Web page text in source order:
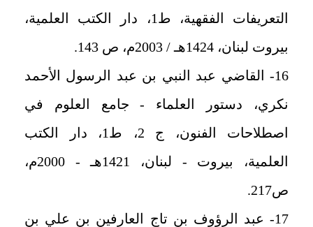
التعريفات الفقهية، ط1، دار الكتب العلمية،
بيروت لبنان، 1424هـ / 2003م، ص 143.
16- القاضي عبد النبي بن عبد الرسول الأحمد
نكري، دستور العلماء - جامع العلوم في
اصطلاحات الفنون، ج 2، ط1، دار الكتب
العلمية، بيروت - لبنان، 1421هـ - 2000م،
ص217.
17- عبد الرؤوف بن تاج العارفين بن علي بن